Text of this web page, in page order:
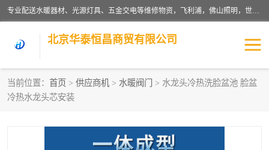
专业配送水暖器材、光源灯具、五金交电等维修物资，飞利浦，佛山照明，世达，博世，九牧，特陶等各产品涉及国内外知名品牌。公司专注与物业、学校、酒店、工厂等单位合作，提供一站式配送服务，降低客户综合成本。依托电子商务改变传统模式，以专业的团队为客户提供24H物资配送到达，货到月结、统一开票，便捷退换等服务，提高了企业的运营效率。
北京华泰恒昌商贸有限公司
当前位置： 首页 > 供应商机 > 水暖阀门
> 水龙头冷热洗脸盆池 脸盆
冷热水龙头芯安装
水暖阀门
涂料辅材